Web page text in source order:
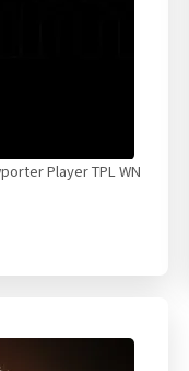
Player TPL WN